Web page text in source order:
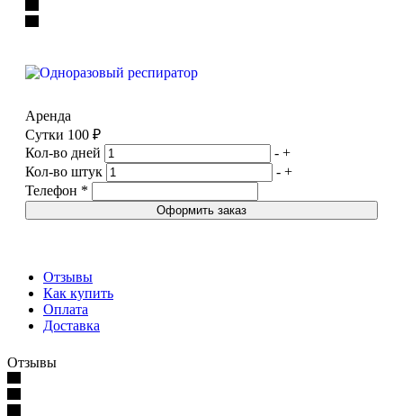
Аренда
Сутки 100 ₽
Кол-во дней
- +
Кол-во штук
- +
Телефон *
Оформить заказ
Отзывы
Как купить
Оплата
Доставка
Отзывы